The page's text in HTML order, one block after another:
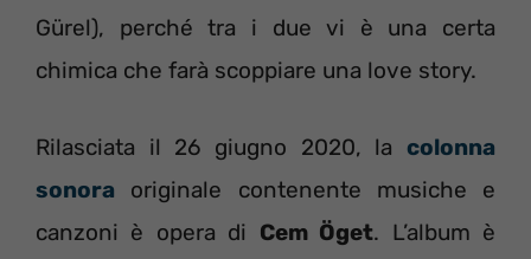
Gürel), perché tra i due vi è una certa
chimica che farà scoppiare una love story.
Rilasciata il 26 giugno 2020, la colonna
sonora originale contenente musiche e
canzoni è opera di Cem Öget. L’album è